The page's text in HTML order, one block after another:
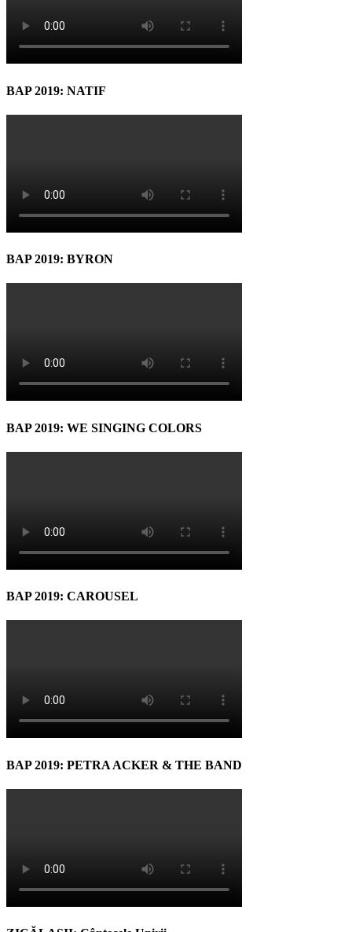
BAP 2019: NATIF
BAP 2019: BYRON
BAP 2019: WE SINGING COLORS
BAP 2019: CAROUSEL
BAP 2019: PETRA ACKER & THE BAND